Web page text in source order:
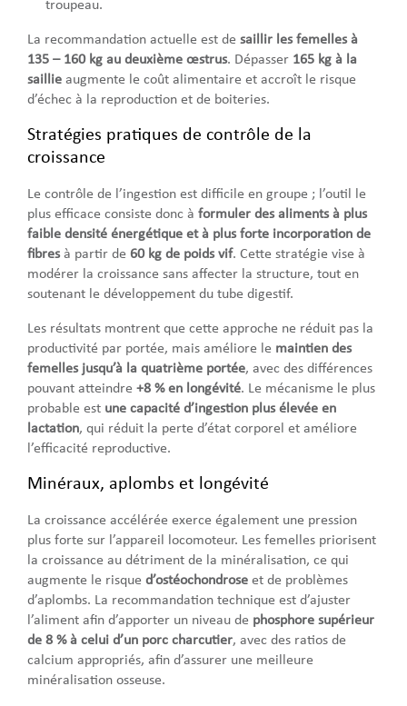
troupeau.
La recommandation actuelle est de saillir les femelles à
135 – 160 kg au deuxième œstrus. Dépasser 165 kg à la
saillie augmente le coût alimentaire et accroît le risque
d’échec à la reproduction et de boiteries.
Stratégies pratiques de contrôle de la
croissance
Le contrôle de l’ingestion est difficile en groupe ; l’outil le
plus efficace consiste donc à formuler des aliments à plus
faible densité énergétique et à plus forte incorporation de
fibresà partir de 60 kg de poids vif. Cette stratégie vise à
modérer la croissance sans affecter la structure, tout en
soutenant le développement du tube digestif.
Les résultats montrent que cette approche ne réduit pas la
productivité par portée, mais améliore le maintien des
femelles jusqu’à la quatrième portée, avec des différences
pouvant atteindre +8 % en longévité. Le mécanisme le plus
probable est une capacité d’ingestion plus élevée en
lactation, qui réduit la perte d’état corporel et améliore
l’efficacité reproductive.
Minéraux, aplombs et longévité
La croissance accélérée exerce également une pression
plus forte sur l’appareil locomoteur. Les femelles priorisent
la croissance au détriment de la minéralisation, ce qui
augmente le risque d’ostéochondrose et de problèmes
d’aplombs. La recommandation technique est d’ajuster
l’aliment afin d’apporter un niveau de phosphore supérieur
de 8 % à celui d’un porc charcutier, avec des ratios de
calcium appropriés, afin d’assurer une meilleure
minéralisation osseuse.